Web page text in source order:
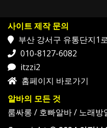
사이트 제작 문의
부산 강서구 유통단지1
010-8127-6082
itzzi2
홈페이지 바로가기
알바의 모든 것
룸싸롱 / 호빠알바/ 노래방